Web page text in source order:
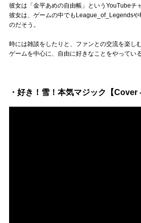
彼女は「金平あめの自由帳」というYouTubeチ
彼女は、ゲームの中でもLeague_of_Legendsや
のだそう。
時には雑談をしたりと、ファンとの交流を楽し
ゲームを中心に、自由に好きなことをやっている
・好き！雪！本気マジック【Cover